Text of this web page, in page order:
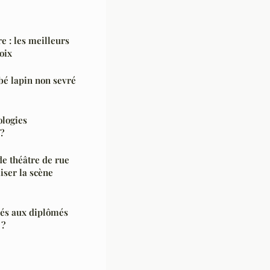
: les meilleurs
lapin non sevré
théâtre de rue
la scène
aux diplômés